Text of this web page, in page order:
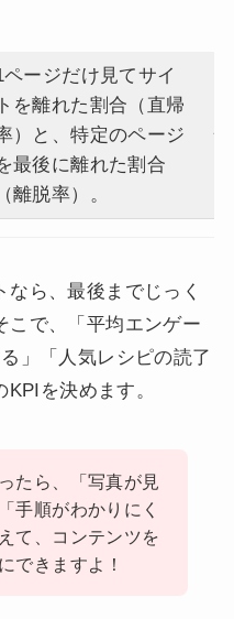
ページだけ見てサイ
トを離れた割合（直帰
）と、特定のページ
最後に離れた割合
（離脱率）。
ら、最後までじっく
こで、「平均エンゲー
」「人気レシピの読了
を決めます。
たら、「写真が見
手順がわかりにく
て、コンテンツを
できますよ！